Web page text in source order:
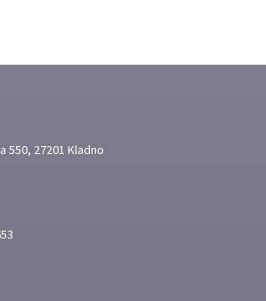
550, 27201 Kladno